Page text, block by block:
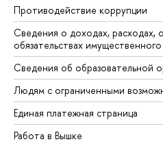
Противодействие коррупции
Сведения о доходах, расходах,
обязательствах
Сведения об образовательной
Людям с ограниченными
Единая платежная страница
Работа в Вышке